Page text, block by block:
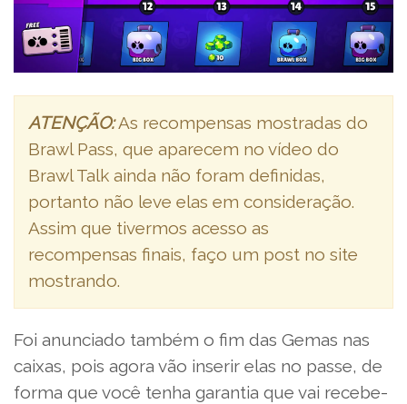
ATENÇÃO:As recompensas mostradas do
Brawl Pass, que aparecem no vídeo do
Brawl Talk ainda não foram definidas,
portanto não leve elas em consideração.
Assim que tivermos acesso as
recompensas finais, faço um post no site
mostrando.
Foi anunciado também o fim das Gemas nas
caixas, pois agora vão inserir elas no passe, de
forma que você tenha garantia que vai recebe-